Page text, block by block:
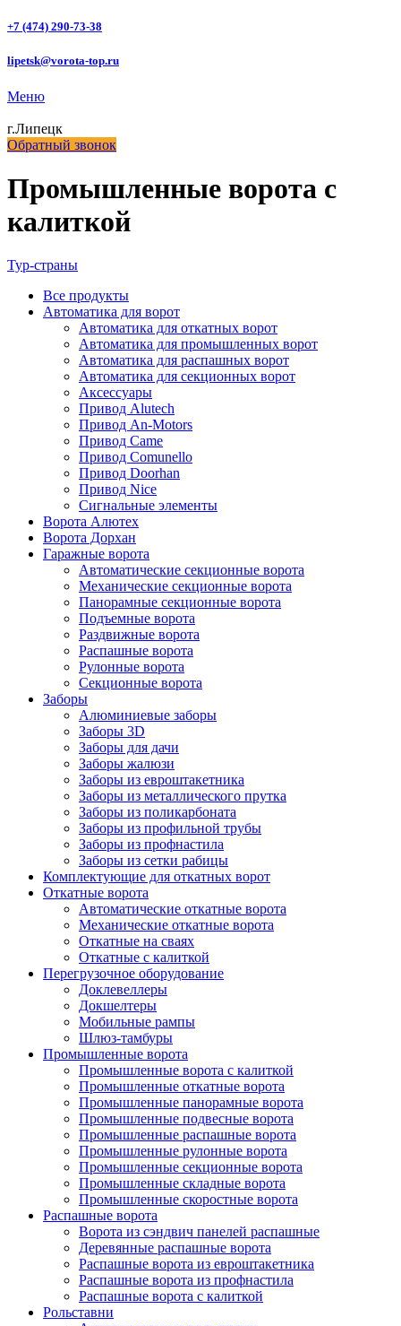
+7 (474) 290-73-38
lipetsk@vorota-top.ru
Меню
г.Липецк
Обратный звонок
Промышленные ворота с
калиткой
Тур-страны
Все продукты
Автоматика для ворот
Автоматика для откатных ворот
Автоматика для промышленных ворот
Автоматика для распашных ворот
Автоматика для секционных ворот
Аксессуары
Привод Alutech
Привод An-Motors
Привод Came
Привод Comunello
Привод Doorhan
Привод Nice
Сигнальные элементы
Ворота Алютех
Ворота Дорхан
Гаражные ворота
Автоматические секционные ворота
Механические секционные ворота
Панорамные секционные ворота
Подъемные ворота
Раздвижные ворота
Распашные ворота
Рулонные ворота
Секционные ворота
Заборы
Алюминиевые заборы
Заборы 3D
Заборы для дачи
Заборы жалюзи
Заборы из евроштакетника
Заборы из металлического прутка
Заборы из поликарбоната
Заборы из профильной трубы
Заборы из профнастила
Заборы из сетки рабицы
Комплектующие для откатных ворот
Откатные ворота
Автоматические откатные ворота
Механические откатные ворота
Откатные на сваях
Откатные с калиткой
Перегрузочное оборудование
Доклевеллеры
Докшелтеры
Мобильные рампы
Шлюз-тамбуры
Промышленные ворота
Промышленные ворота с калиткой
Промышленные откатные ворота
Промышленные панорамные ворота
Промышленные подвесные ворота
Промышленные распашные ворота
Промышленные рулонные ворота
Промышленные секционные ворота
Промышленные складные ворота
Промышленные скоростные ворота
Распашные ворота
Ворота из сэндвич панелей распашные
Деревянные распашные ворота
Распашные ворота из евроштакетника
Распашные ворота из профнастила
Распашные ворота с калиткой
Рольставни